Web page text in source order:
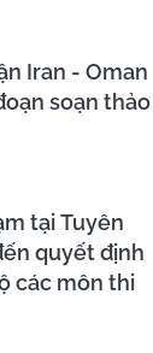
Iran - Oman
soạn thảo
tại Tuyên
quyết định
các môn thi